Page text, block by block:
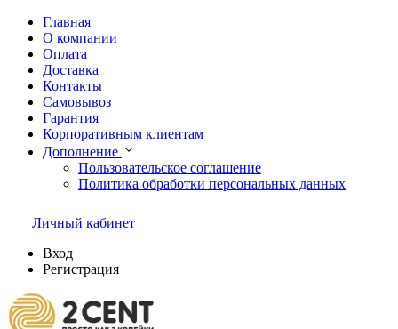
Главная
О компании
Оплата
Доставка
Контакты
Самовывоз
Гарантия
Корпоративным клиентам
Дополнение
Пользовательское соглашение
Политика обработки персональных данных
Личный кабинет
Вход
Регистрация